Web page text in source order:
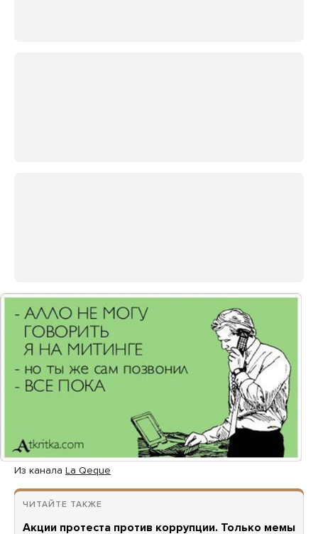
Из канала La Qeque
ЧИТАЙТЕ ТАКЖЕ
Акции протеста против коррупции. Только мемы